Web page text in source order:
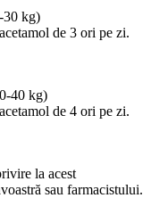
30 kg)
de 3 ori pe zi.
40 kg)
de 4 ori pe zi.
la acest
sau farmacistului.